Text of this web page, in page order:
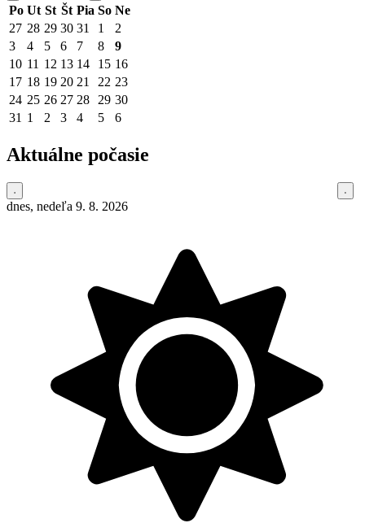
Po Ut St Št Pia So Ne
27 28 29 30 31 1
2
3
4 5 6 7 8
9
10 11 12 13 14 15 16
17 18 19 20 21 22 23
24 25 26 27 28 29 30
31 1 2 3 4 5 6
Aktuálne počasie
dnes, nedeľa 9. 8. 2026